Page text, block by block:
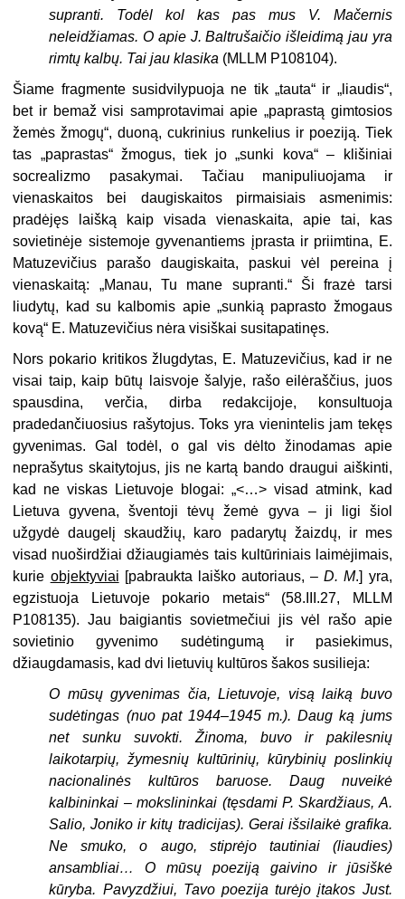
supranti. Todėl kol kas pas mus V. Mačernis
neleidžiamas. O apie J. Baltrušaičio išleidimą jau yra
rimtų kalbų. Tai jau klasika (MLLM P108104).
Šiame fragmente susidvilypuoja ne tik „tauta“ ir „liaudis“,
bet ir bemaž visi samprotavimai apie „paprastą gimtosios
žemės žmogų“, duoną, cukrinius runkelius ir poeziją. Tiek
tas „paprastas“ žmogus, tiek jo „sunki kova“ – klišiniai
socrealizmo pasakymai. Tačiau manipuliuojama ir
vienaskaitos bei daugiskaitos pirmaisiais asmenimis:
pradėjęs laišką kaip visada vienaskaita, apie tai, kas
sovietinėje sistemoje gyvenantiems įprasta ir priimtina, E.
Matuzevičius parašo daugiskaita, paskui vėl pereina į
vienaskaitą: „Manau, Tu mane supranti.“ Ši frazė tarsi
liudytų, kad su kalbomis apie „sunkią paprasto žmogaus
kovą“ E. Matuzevičius nėra visiškai susitapatinęs.
Nors pokario kritikos žlugdytas, E. Matuzevičius, kad ir ne
visai taip, kaip būtų laisvoje šalyje, rašo eilėraščius, juos
spausdina, verčia, dirba redakcijoje, konsultuoja
pradedančiuosius rašytojus. Toks yra vienintelis jam tekęs
gyvenimas. Gal todėl, o gal vis dėlto žinodamas apie
neprašytus skaitytojus, jis ne kartą bando draugui aiškinti,
kad ne viskas Lietuvoje blogai: „<…> visad atmink, kad
Lietuva gyvena, šventoji tėvų žemė gyva – ji ligi šiol
užgydė daugelį skaudžių, karo padarytų žaizdų, ir mes
visad nuoširdžiai džiaugiamės tais kultūriniais laimėjimais,
kurie objektyviai [pabraukta laiško autoriaus, –D. M.] yra,
egzistuoja Lietuvoje pokario metais“ (58.III.27, MLLM
P108135). Jau baigiantis sovietmečiui jis vėl rašo apie
sovietinio gyvenimo sudėtingumą ir pasiekimus,
džiaugdamasis, kad dvi lietuvių kultūros šakos susilieja:
O mūsų gyvenimas čia, Lietuvoje, visą laiką buvo
sudėtingas (nuo pat 1944–1945 m.). Daug ką jums
net sunku suvokti. Žinoma, buvo ir pakilesnių
laikotarpių, žymesnių kultūrinių, kūrybinių poslinkių
nacionalinės kultūros baruose. Daug nuveikė
kalbininkai – mokslininkai (tęsdami P. Skardžiaus, A.
Salio, Joniko ir kitų tradicijas). Gerai išsilaikė grafika.
Ne smuko, o augo, stiprėjo tautiniai (liaudies)
ansambliai… O mūsų poeziją gaivino ir jūsiškė
kūryba. Pavyzdžiui, Tavo poezija turėjo įtakos Just.